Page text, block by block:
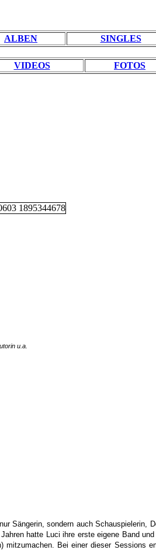
ALBEN SINGLES
VIDEOS FOTOS
u.a.
Sängerin, sondern auch Schauspielerin,
Jahren hatte Luci ihre erste eigene Band
Bei einer dieser Sessions